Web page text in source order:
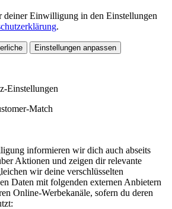
deiner Einwilligung in den Einstellungen
.
Einstellungen anpassen
Einstellungen
Match
informieren wir dich auch abseits
Aktionen und zeigen dir relevante
wir deine verschlüsselten
Daten mit folgenden externen Anbietern
Online-Werbekanäle, sofern du deren